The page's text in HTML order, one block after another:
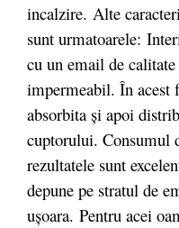
incalzire. Alte
sunt urmatoarele:
cu un email de
impermeabil. În acest
absorbita şi apoi
cuptorului. Consumul
rezultatele sunt
depune pe stratul de
uşoara. Pentru acei